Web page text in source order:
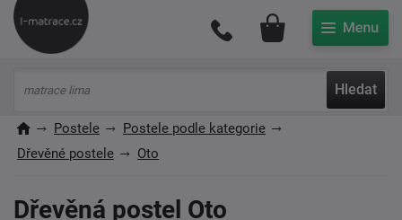
Hledat
Můj účet
Postele
Postele podle kategorie
Dřevěné postele
Oto
Dřevěná postel Oto